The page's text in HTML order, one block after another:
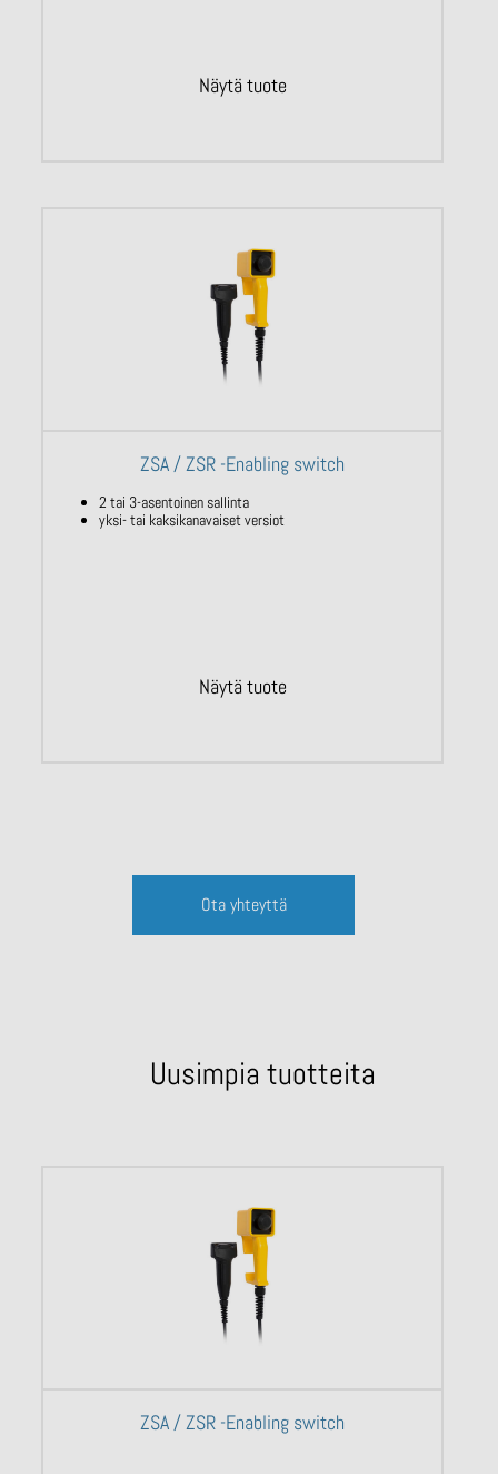
Näytä tuote
ZSA / ZSR -Enabling switch
2 tai 3-asentoinen sallinta
yksi- tai kaksikanavaiset versiot
Näytä tuote
Ota yhteyttä
Uusimpia tuotteita
ZSA / ZSR -Enabling switch